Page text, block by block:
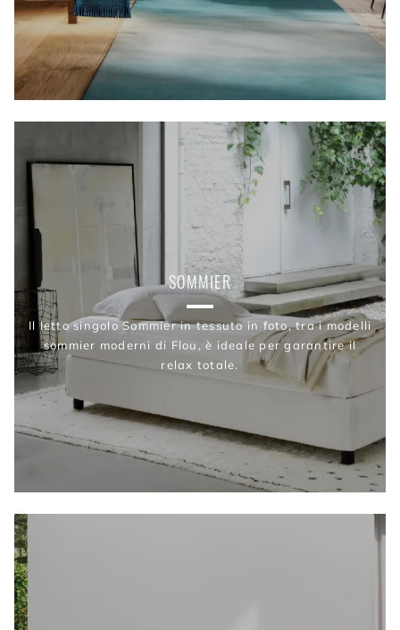
SOMMIER
Il letto singolo Sommier in tessuto in foto, tra i modelli
sommier moderni di Flou, è ideale per garantire il
relax totale.